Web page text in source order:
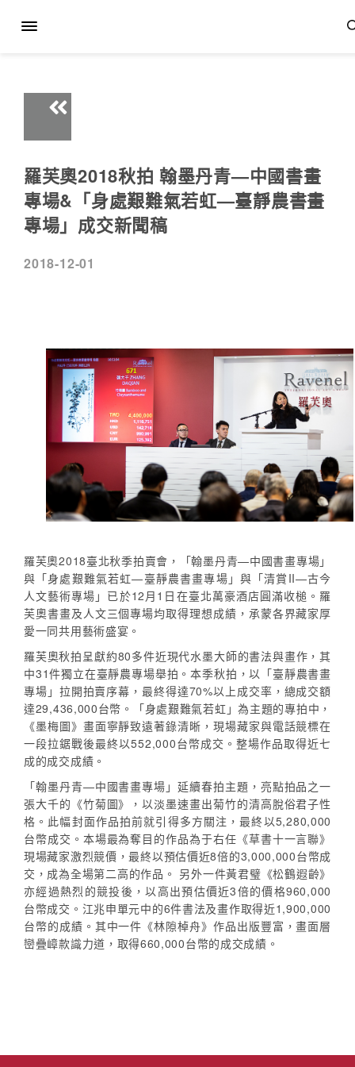
羅芙奧2018秋拍 翰墨丹青—中國書畫
專場&「身處艱難氣若虹—臺靜農書畫
專場」成交新聞稿
2018-12-01
羅芙奧2018臺北秋季拍賣會，「翰墨丹青—中國書畫專場」
與「身處艱難氣若虹—臺靜農書畫專場」與「清賞II—古今
人文藝術專場」已於12月1日在臺北萬豪酒店圓滿收槌。羅
芙奧書畫及人文三個專場均取得理想成績，承蒙各界藏家厚
愛一同共用藝術盛宴。
羅芙奧秋拍呈獻約80多件近現代水墨大師的書法與畫作，其
中31件獨立在臺靜農專場舉拍。本季秋拍，以「臺靜農書畫
專場」拉開拍賣序幕，最終得達70%以上成交率，總成交額
達29,436,000台幣。「身處艱難氣若虹」為主題的專拍中，
《墨梅圖》畫面寧靜致遠著錄清晰，現場藏家與電話競標在
一段拉鋸戰後最終以552,000台幣成交。整場作品取得近七
成的成交成績。
「翰墨丹青—中國書畫專場」延續春拍主題，亮點拍品之一
張大千的《竹菊圖》，以淡墨速畫出菊竹的清高脫俗君子性
格。此幅封面作品拍前就引得多方關注，最終以5,280,000
台幣成交。本場最為奪目的作品為于右任《草書十一言聯》
現場藏家激烈競價，最終以預估價近8倍的3,000,000台幣成
交，成為全場第二高的作品。 另外一件黃君璧《松鶴遐齡》
亦經過熱烈的競投後，以高出預估價近3倍的價格960,000
台幣成交。江兆申單元中的6件書法及畫作取得近1,900,000
台幣的成績。其中一件《林隙棹舟》作品出版豐富，畫面層
巒疊嶂款識力道，取得660,000台幣的成交成績。